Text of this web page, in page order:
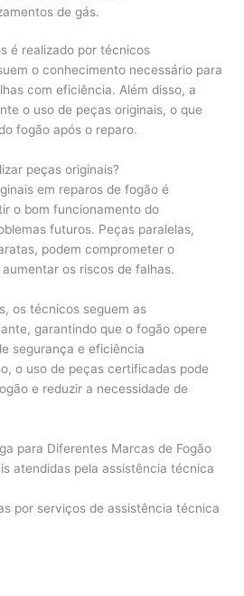
de gás.
é realizado por técnicos
o conhecimento necessário para
com eficiência. Além disso, a
o uso de peças originais, o que
fogão após o reparo.
peças originais?
em reparos de fogão é
o bom funcionamento do
futuros. Peças paralelas,
podem comprometer o
os riscos de falhas.
os técnicos seguem as
garantindo que o fogão opere
segurança e eficiência
o uso de peças certificadas pode
e reduzir a necessidade de
para Diferentes Marcas de Fogão
atendidas pela assistência técnica
por serviços de assistência técnica